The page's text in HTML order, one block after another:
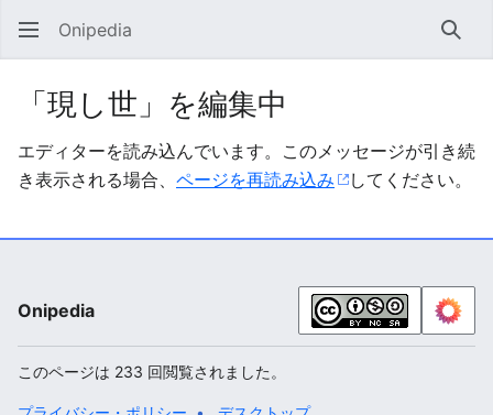
Onipedia 検索
「現し世」を編集中
エディターを読み込んでいます。このメッセージが引き続
き表示される場合、 ページを再読み込み してください。
Onipedia
このページは 233 回閲覧されました。